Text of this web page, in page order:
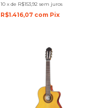
10 x de R$153,92 sem juros
R$1.416,07 com Pix